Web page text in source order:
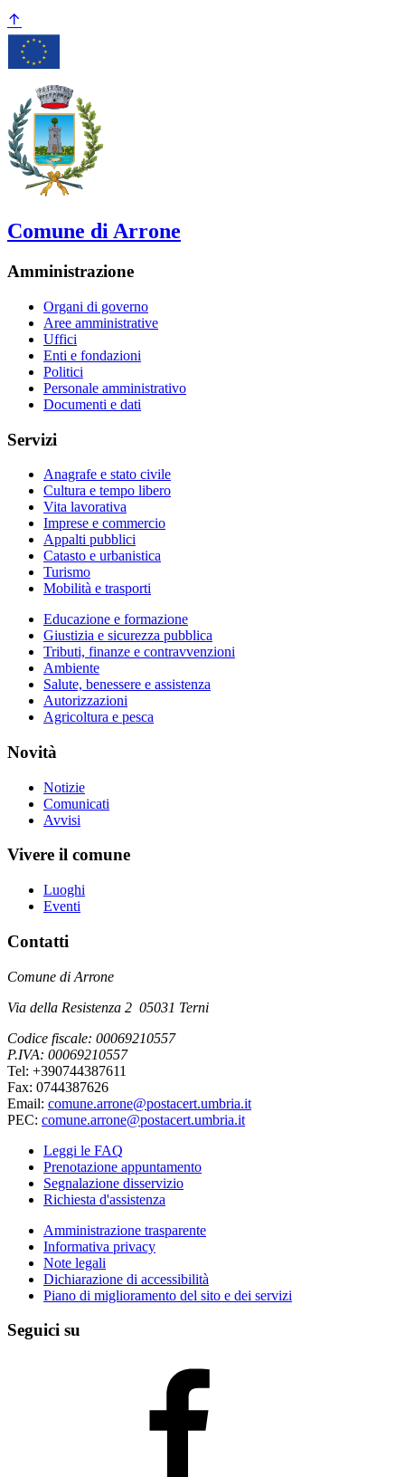
Comune di Arrone
Amministrazione
Organi di governo
Aree amministrative
Uffici
Enti e fondazioni
Politici
Personale amministrativo
Documenti e dati
Servizi
Anagrafe e stato civile
Cultura e tempo libero
Vita lavorativa
Imprese e commercio
Appalti pubblici
Catasto e urbanistica
Turismo
Mobilità e trasporti
Educazione e formazione
Giustizia e sicurezza pubblica
Tributi, finanze e contravvenzioni
Ambiente
Salute, benessere e assistenza
Autorizzazioni
Agricoltura e pesca
Novità
Notizie
Comunicati
Avvisi
Vivere il comune
Luoghi
Eventi
Contatti
Comune di Arrone
Via della Resistenza 2 05031 Terni
Codice fiscale: 00069210557
P.IVA: 00069210557
Tel: +390744387611
Fax: 0744387626
Email: comune.arrone@postacert.umbria.it
PEC: comune.arrone@postacert.umbria.it
Leggi le FAQ
Prenotazione appuntamento
Segnalazione disservizio
Richiesta d'assistenza
Amministrazione trasparente
Informativa privacy
Note legali
Dichiarazione di accessibilità
Piano di miglioramento del sito e dei servizi
Seguici su